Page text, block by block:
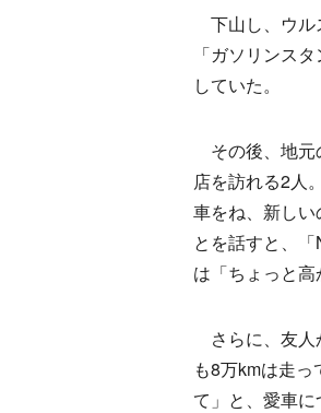
下山し、ウル
「ガソリンス
していた。
その後、地元
店を訪れる2人
車をね、新し
とを話すと、
は「ちょっと
さらに、友人
も8万kmは走
て」と、愛車に